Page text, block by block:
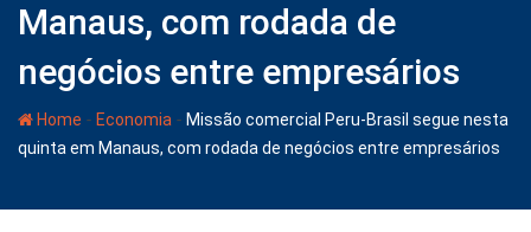
Manaus, com rodada de
negócios entre empresários
Home - Economia - Missão comercial Peru-Brasil segue nesta
quinta em Manaus, com rodada de negócios entre empresários